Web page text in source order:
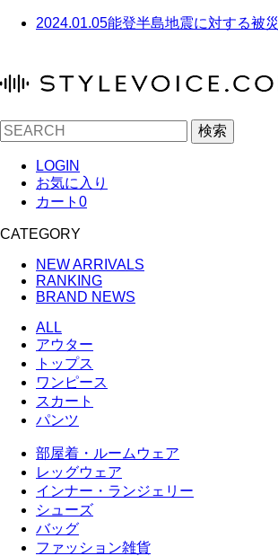
2024.01.05能登半島地震に対する被
検索
LOGIN
お気に入り
カート 0
CATEGORY
NEW ARRIVALS
RANKING
BRAND NEWS
ALL
アウター
トップス
ワンピース
スカート
パンツ
部屋着・ルームウェア
レッグウェア
インナー・ランジェリー
シューズ
バッグ
ファッション雑貨